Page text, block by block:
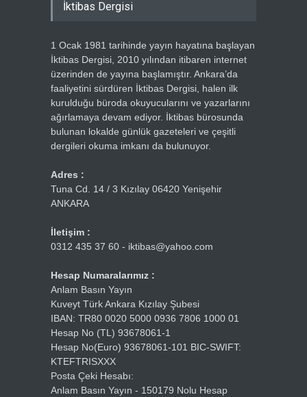
İktibas Dergisi
1 Ocak 1981 tarihinde yayın hayatına başlayan
İktibas Dergisi, 2010 yılından itibaren internet
üzerinden de yayına başlamıştır. Ankara’da
faaliyetini sürdüren İktibas Dergisi, halen ilk
kurulduğu büroda okuyucularını ve yazarlarını
ağırlamaya devam ediyor. İktibas bürosunda
bulunan lokalde günlük gazeteleri ve çeşitli
dergileri okuma imkanı da bulunuyor.
Adres :
Tuna Cd. 14 / 3 Kızılay 06420 Yenişehir
ANKARA
İletişim :
0312 435 37 60 - iktibas@yahoo.com
Hesap Numaralarımız :
Anlam Basın Yayın
Kuveyt Türk Ankara Kızılay Şubesi
IBAN: TR80 0020 5000 0936 7806 1000 01
Hesap No (TL) 93678061-1
Hesap No(Euro) 93678061-101 BIC-SWIFT:
KTEFTRISXXX
Posta Çeki Hesabı:
Anlam Basın Yayın - 150179 Nolu Hesap